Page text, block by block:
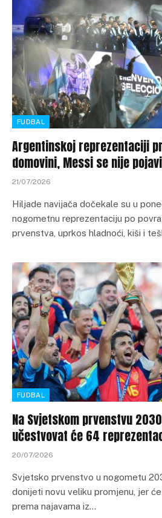
FUDBAL
Argentinskoj reprezentaciji
domovini, Messi se nije
21/07/2026
Hiljade navijača dočekale su u
nogometnu reprezentaciju po
prvenstva, uprkos hladnoći, kiši i
FUDBAL
Na Svjetskom prvenstvu
učestvovat će 64
20/07/2026
Svjetsko prvenstvo u nogometu
donijeti novu veliku promjenu, jer će
prema najavama iz…